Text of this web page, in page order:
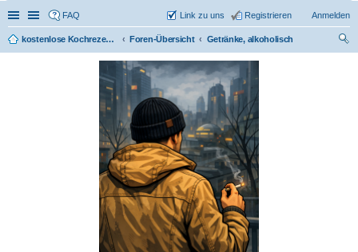
Schnellzugriff
Linkliste
FAQ Anmelden
Registrieren
Link zu uns
kostenlose Kochrezepte und kostenlose Kochbücher Foren-Übersicht
Getränke, alkoholisch